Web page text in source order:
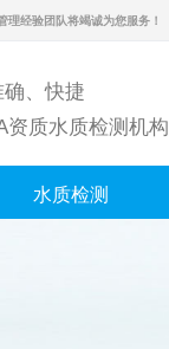
经验团队将竭诚为您服务！
、快捷
资质水质检测机构
水质检测